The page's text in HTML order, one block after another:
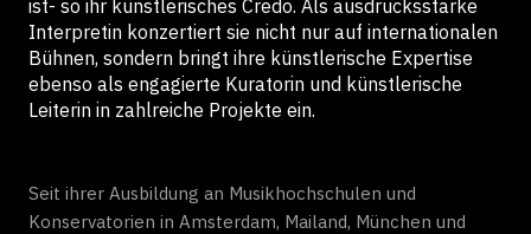
ist- so ihr künstlerisches Credo. Als ausdrucksstarke
Interpretin konzertiert sie nicht nur auf internationalen
Bühnen, sondern bringt ihre künstlerische Expertise
ebenso als engagierte Kuratorin und künstlerische
Leiterin in zahlreiche Projekte ein.
Seit ihrer Ausbildung an Musikhochschulen und
Konservatorien in Amsterdam, Mailand, München und